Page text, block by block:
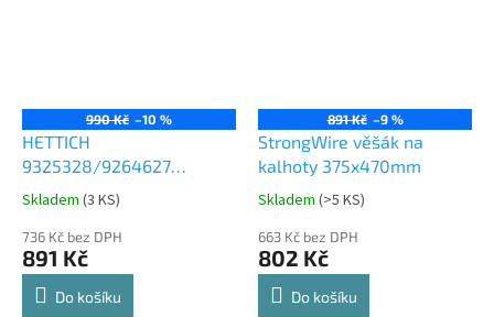
990 Kč –10 %
HETTICH
9325328/9264627
Comfort Spin 360° otočná
police 8kg
Průměrné
produktu
je
4,8
Skladem (3 KS)
736 Kč bez DPH
891 Kč
Do košíku
891 Kč –9 %
StrongWire věšák na
kalhoty 375x470mm
Průměrné
produktu
je
4,8
Skladem (>5 KS)
663 Kč bez DPH
802 Kč
Do košíku